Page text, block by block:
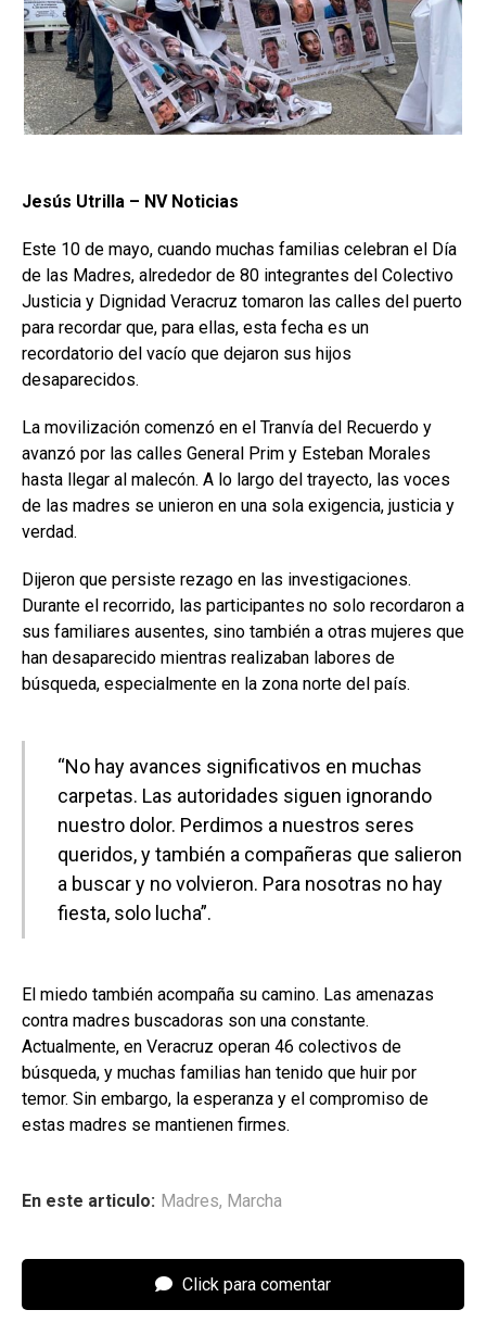
Jesús Utrilla – NV Noticias
Este 10 de mayo, cuando muchas familias celebran el Día
de las Madres, alrededor de 80 integrantes del Colectivo
Justicia y Dignidad Veracruz tomaron las calles del puerto
para recordar que, para ellas, esta fecha es un
recordatorio del vacío que dejaron sus hijos
desaparecidos.
La movilización comenzó en el Tranvía del Recuerdo y
avanzó por las calles General Prim y Esteban Morales
hasta llegar al malecón. A lo largo del trayecto, las voces
de las madres se unieron en una sola exigencia, justicia y
verdad.
Dijeron que persiste rezago en las investigaciones.
Durante el recorrido, las participantes no solo recordaron a
sus familiares ausentes, sino también a otras mujeres que
han desaparecido mientras realizaban labores de
búsqueda, especialmente en la zona norte del país.
“No hay avances significativos en muchas
carpetas. Las autoridades siguen ignorando
nuestro dolor. Perdimos a nuestros seres
queridos, y también a compañeras que salieron
a buscar y no volvieron. Para nosotras no hay
fiesta, solo lucha”.
El miedo también acompaña su camino. Las amenazas
contra madres buscadoras son una constante.
Actualmente, en Veracruz operan 46 colectivos de
búsqueda, y muchas familias han tenido que huir por
temor. Sin embargo, la esperanza y el compromiso de
estas madres se mantienen firmes.
En este articulo: Madres, Marcha
Click para comentar